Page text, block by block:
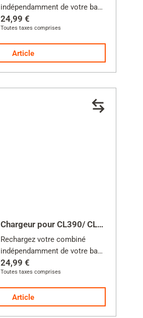
indépendamment de votre base
Alimentation incluse
24,99 €
Toutes taxes comprises
Article
Chargeur pour CL390/ CL390HX
Rechargez votre combiné
indépendamment de votre base
Alimentation incluse
24,99 €
Toutes taxes comprises
Article